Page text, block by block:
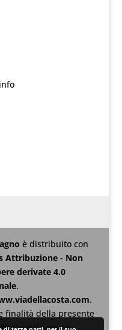
è distribuito con
Attribuzione - Non
derivate 4.0
.
.
finalità della presente
presso